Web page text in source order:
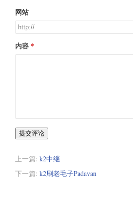
网站
内容
提交评论
上一篇: k2中继
下一篇: k2刷老毛子Padavan